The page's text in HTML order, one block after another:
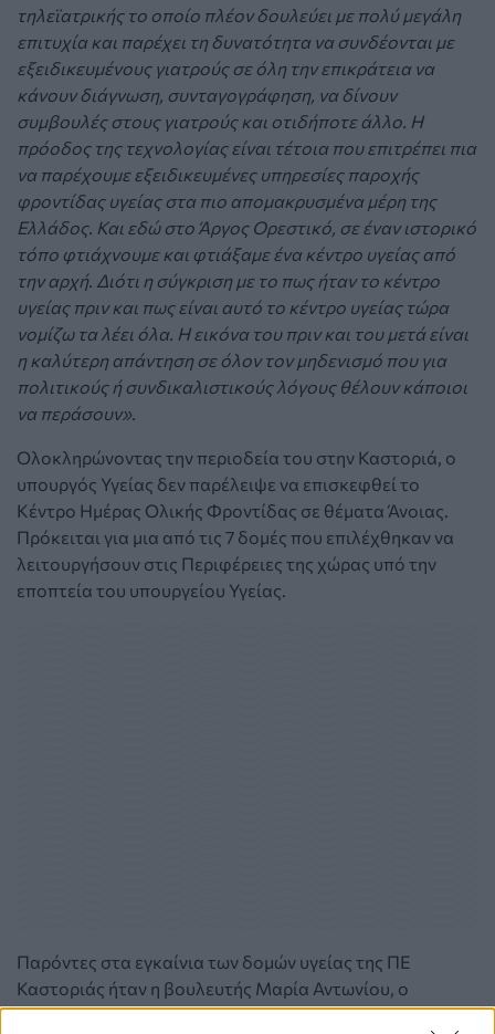
τηλεϊατρικής το οποίο πλέον δουλεύει με πολύ μεγάλη
επιτυχία και παρέχει τη δυνατότητα να συνδέονται με
εξειδικευμένους γιατρούς σε όλη την επικράτεια να
κάνουν διάγνωση, συνταγογράφηση, να δίνουν
συμβουλές στους γιατρούς και οτιδήποτε άλλο. Η
πρόοδος της τεχνολογίας είναι τέτοια που επιτρέπει πια
να παρέχουμε εξειδικευμένες υπηρεσίες παροχής
φροντίδας υγείας στα πιο απομακρυσμένα μέρη της
Ελλάδος. Και εδώ στο Άργος Ορεστικό, σε έναν ιστορικό
τόπο φτιάχνουμε και φτιάξαμε ένα κέντρο υγείας από
την αρχή. Διότι η σύγκριση με το πως ήταν το κέντρο
υγείας πριν και πως είναι αυτό το κέντρο υγείας τώρα
νομίζω τα λέει όλα. Η εικόνα του πριν και του μετά είναι
η καλύτερη απάντηση σε όλον τον μηδενισμό που για
πολιτικούς ή συνδικαλιστικούς λόγους θέλουν κάποιοι
να περάσουν».
Ολοκληρώνοντας την περιοδεία του στην Καστοριά, ο
υπουργός Υγείας δεν παρέλειψε να επισκεφθεί το
Κέντρο Ημέρας Ολικής Φροντίδας σε θέματα Άνοιας.
Πρόκειται για μια από τις 7 δομές που επιλέχθηκαν να
λειτουργήσουν στις Περιφέρειες της χώρας υπό την
εποπτεία του υπουργείου Υγείας.
Παρόντες στα εγκαίνια των δομών υγείας της ΠΕ
Καστοριάς ήταν η βουλευτής Μαρία Αντωνίου, ο
περιφερειάρχης Γιώργος Αμανατίδης, ο δήμαρχος